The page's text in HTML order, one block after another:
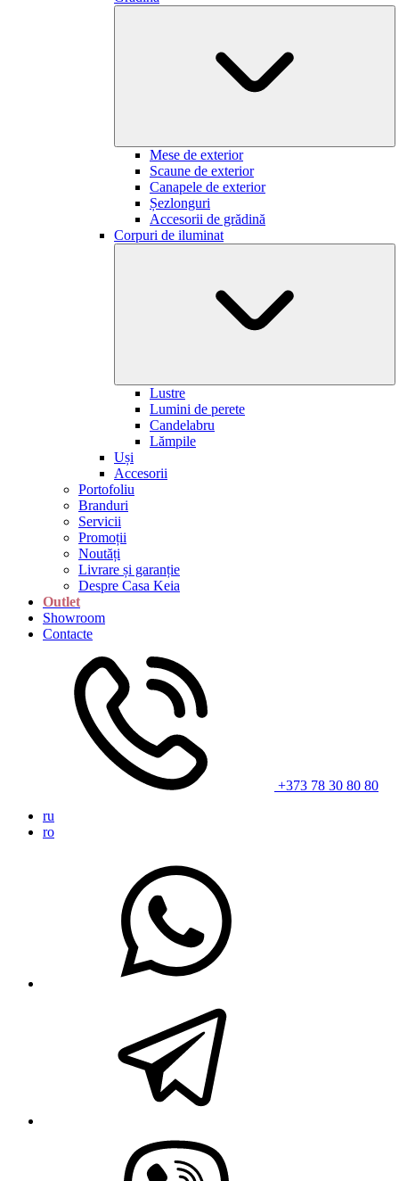
Mese de exterior
Scaune de exterior
Canapele de exterior
Șezlonguri
Accesorii de grădină
Corpuri de iluminat
Lustre
Lumini de perete
Candelabru
Lămpile
Uși
Accesorii
Portofoliu
Branduri
Servicii
Promoții
Noutăți
Livrare și garanție
Despre Casa Keia
Outlet
Showroom
Contacte
+373 78 30 80 80
ru
ro